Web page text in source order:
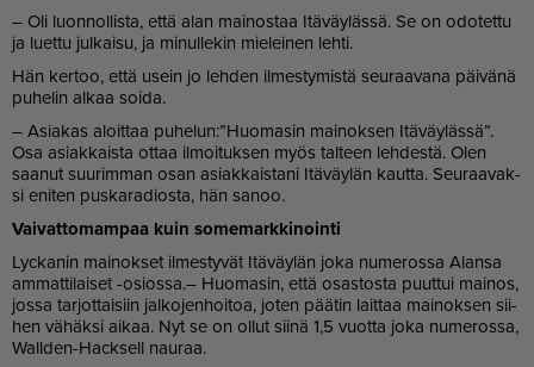
– Oli luon­nol­lis­ta, et­tä alan mai­nos­taa Itä­väy­läs­sä. Se on odo­tet­tu
ja lu­et­tu jul­kai­su, ja mi­nul­le­kin mie­lei­nen leh­ti.
Hän ker­too, et­tä usein jo leh­den il­mes­ty­mis­tä seu­raa­va­na päi­vä­nä
pu­he­lin al­kaa soi­da.
– Asi­a­kas aloit­taa pu­he­lun:”Huo­ma­sin mai­nok­sen Itä­väy­läs­sä”.
Osa asi­ak­kais­ta ot­taa il­moi­tuk­sen myös tal­teen leh­des­tä. Olen
saa­nut suu­rim­man osan asi­ak­kais­ta­ni Itä­väy­län kaut­ta. Seu­raa­vak­
si eni­ten pus­ka­ra­di­os­ta, hän sa­noo.
Vai­vat­to­mam­paa kuin so­me­mark­ki­noin­ti
Lyc­ka­nin mai­nok­set il­mes­ty­vät Itä­väy­län joka nu­me­ros­sa Alan­sa
am­mat­ti­lai­set -osi­os­sa.– Huo­ma­sin, et­tä osas­tos­ta puut­tui mai­nos,
jos­sa tar­jot­tai­siin jal­ko­jen­hoi­toa, jo­ten pää­tin lait­taa mai­nok­sen sii­
hen vä­häk­si ai­kaa. Nyt se on ol­lut sii­nä 1,5 vuot­ta joka nu­me­ros­sa,
Wal­l­den-Hack­sell nau­raa.